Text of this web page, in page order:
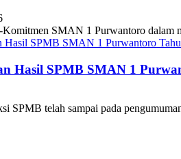
SMAN 1 Purwantoro dalam
Hasil SPMB SMAN 1
SPMB telah sampai pada